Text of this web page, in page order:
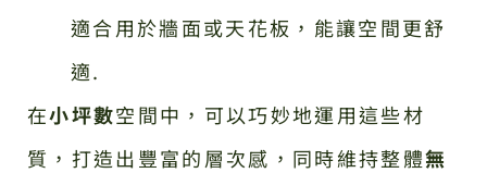
適合用於牆面或天花板，能讓空間更舒
適.
在小坪數空間中，可以巧妙地運用這些材
質，打造出豐富的層次感，同時維持整體無